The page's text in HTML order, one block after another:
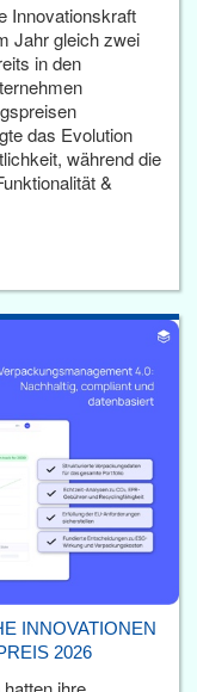
Innovationskraft
Jahr gleich zwei
in den
das Evolution
während die
&
INNOVATIONEN
2026